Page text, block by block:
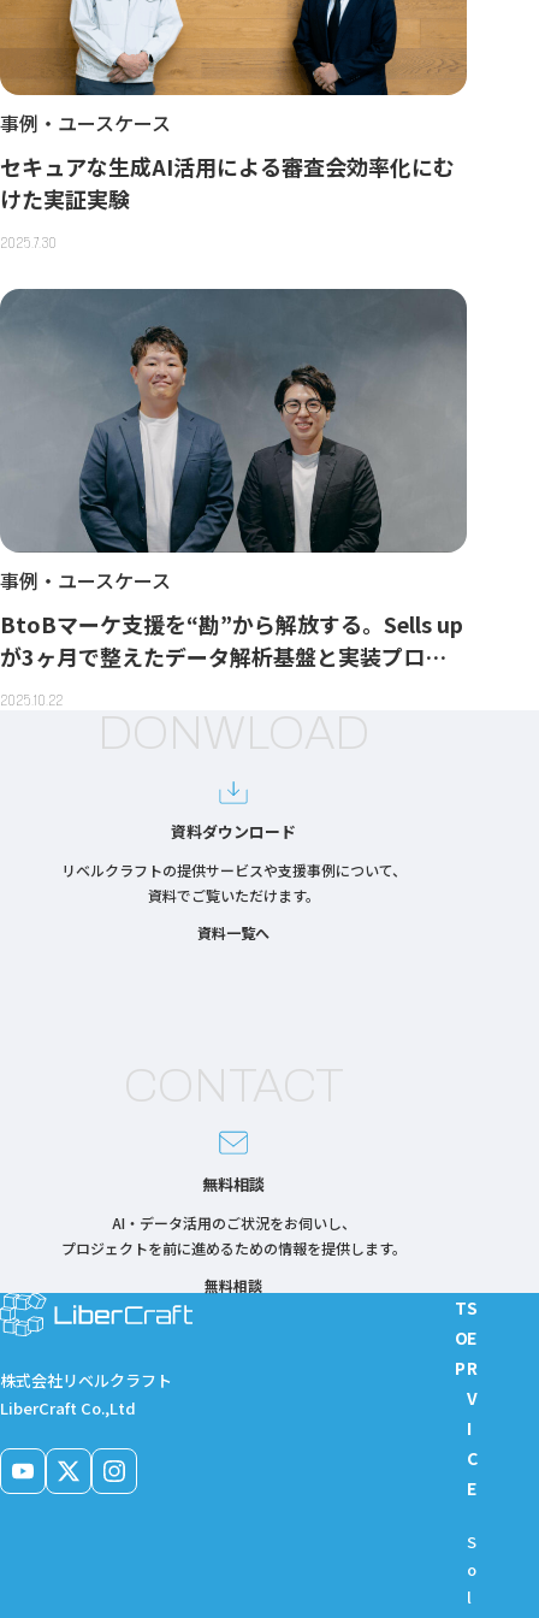
事例・ユースケース
セキュアな生成AI活用による審査会効率化にむ
けた実証実験
2025.7.30
事例・ユースケース
BtoBマーケ支援を“勘”から解放する。Sells up
が3ヶ月で整えたデータ解析基盤と実装プロセ
ス
2025.10.22
DONWLOAD
資料ダウンロード
リベルクラフトの提供サービスや支援事例について、
資料でご覧いただけます。
資料一覧へ
CONTACT
無料相談
AI・データ活用のご状況をお伺いし、
プロジェクトを前に進めるための情報を提供します。
無料相談
株式会社リベルクラフト
LiberCraft Co.,Ltd
T
O
P
S
E
R
V
I
C
E
S
o
l